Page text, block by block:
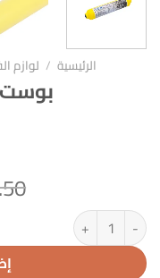
الرئيسية / لوازم
بوست
كمية بوست معادن تايواني